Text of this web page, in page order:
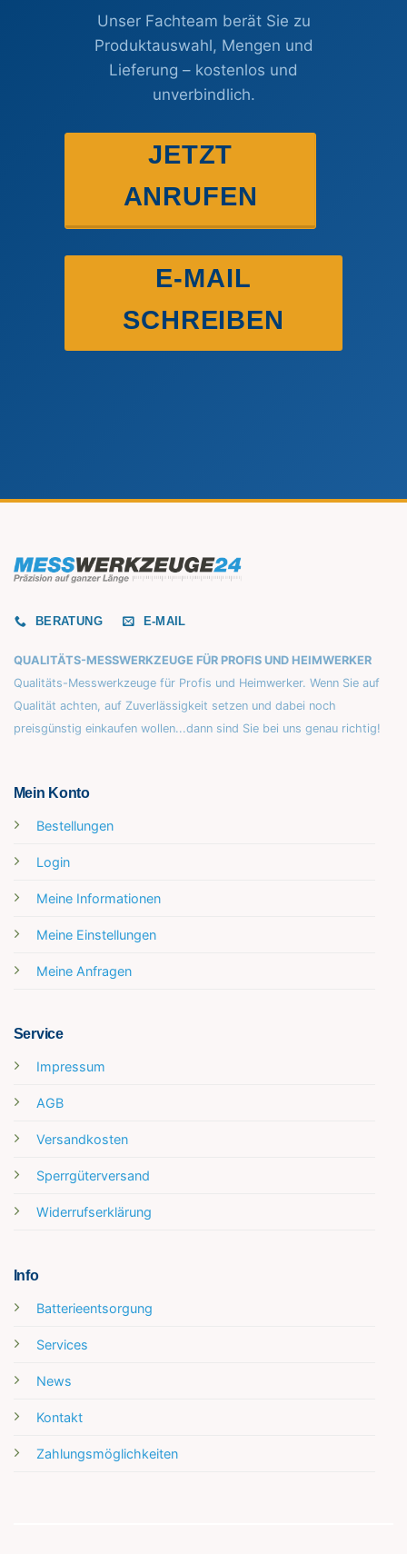
Unser Fachteam berät Sie zu
Produktauswahl, Mengen und
Lieferung – kostenlos und
unverbindlich.
JETZT
ANRUFEN
E-MAIL
SCHREIBEN
BERATUNG E-MAIL
QUALITÄTS-MESSWERKZEUGE FÜR PROFIS UND HEIMWERKER
Qualitäts-Messwerkzeuge für Profis und Heimwerker. Wenn Sie auf
Qualität achten, auf Zuverlässigkeit setzen und dabei noch
preisgünstig einkaufen wollen...dann sind Sie bei uns genau richtig!
Mein Konto
Bestellungen
Login
Meine Informationen
Meine Einstellungen
Meine Anfragen
Service
Impressum
AGB
Versandkosten
Sperrgüterversand
Widerrufserklärung
Info
Batterieentsorgung
Services
News
Kontakt
Zahlungsmöglichkeiten